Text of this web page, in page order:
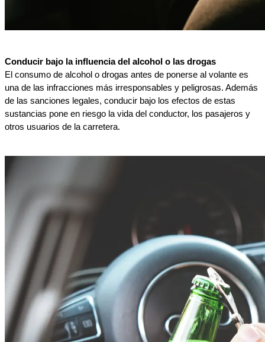
Conducir bajo la influencia del alcohol o las drogas
El consumo de alcohol o drogas antes de ponerse al volante es
una de las infracciones más irresponsables y peligrosas. Además
de las sanciones legales, conducir bajo los efectos de estas
sustancias pone en riesgo la vida del conductor, los pasajeros y
otros usuarios de la carretera.